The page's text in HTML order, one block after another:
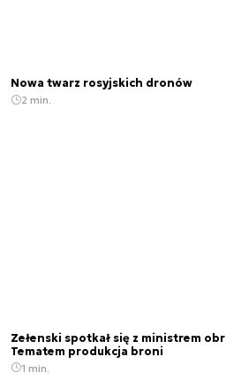
Nowa twarz rosyjskich dronów
2 min.
Zełenski spotkał się z ministrem
Tematem produkcja broni
1 min.